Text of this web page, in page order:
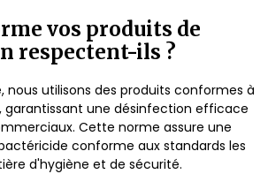
vos produits de
respectent-ils ?
nous utilisons des produits conformes à
garantissant une désinfection efficace
Cette norme assure une
conforme aux standards les
d'hygiène et de sécurité.